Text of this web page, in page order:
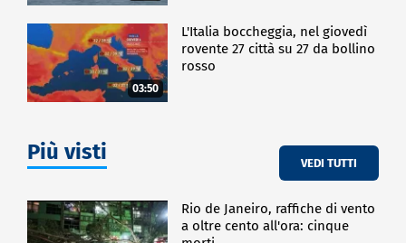
03:50
L'Italia boccheggia, nel giovedì
rovente 27 città su 27 da bollino
rosso
Più visti VEDI TUTTI
Rio de Janeiro, raffiche di vento
a oltre cento all'ora: cinque